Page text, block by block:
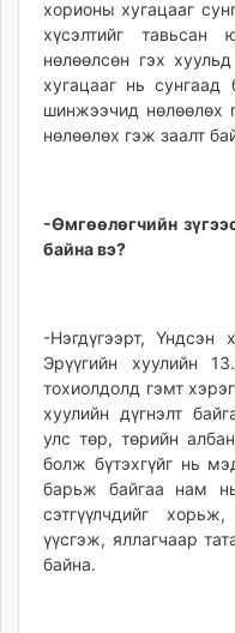
хорионы хугацааг
хүсэлтийг
нөлөөлсөн гэх
хугацааг нь сунгаад
шинжээчид нөлөөлөх
нөлөөлөх гэж заалт
-Өмгөөлөгчийн
байна вэ?
-Нэгдүгээрт, Үндсэн
Эрүүгийн хуулийн
тохиолдолд гэмт
хуулийн дүгнэлт
улс төр, төрийн
болж бүтэхгүйг нь
барьж байгаа нам
сэтгүүлчдийг
үүсгэж, яллагчаар
байна.